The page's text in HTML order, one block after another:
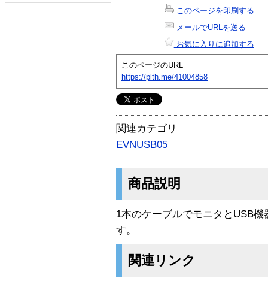
このページを印刷する
メールでURLを送る
お気に入りに追加する
このページのURL
https://plth.me/41004858
関連カテゴリ
EVNUSB05
商品説明
1本のケーブルでモニタとUSB
す。
関連リンク